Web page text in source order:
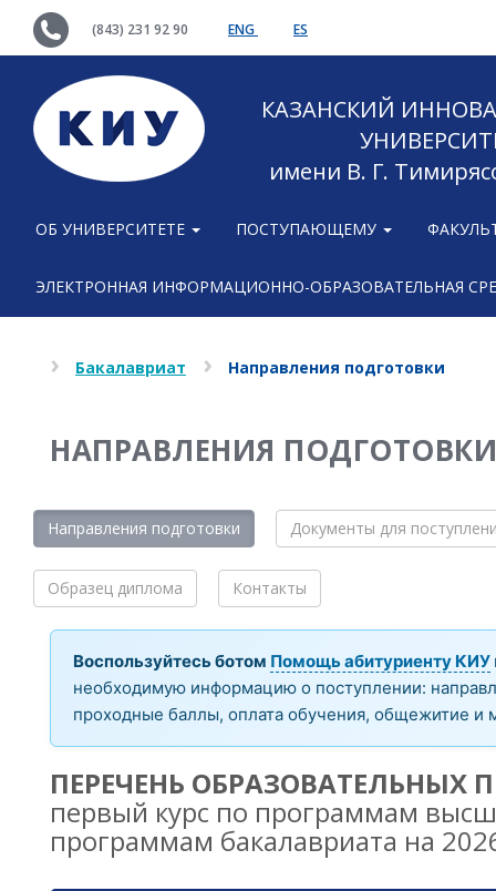
(843) 231 92 90 ENG ES
КАЗАНСКИЙ
имени В. Г.
ОБ УНИВЕРСИТЕТЕ ПОСТУПАЮЩЕМУ
ЭЛЕКТРОННАЯ ИНФОРМАЦИОННО-ОБРАЗОВАТЕЛЬНАЯ
Бакалавриат Направления подготовки
НАПРАВЛЕНИЯ
Направления подготовки Документы для
Образец диплома Контакты
Воспользуйтесь ботом Помощь абитуриенту КИУ
необходимую информацию о поступлении:
проходные баллы, оплата обучения, общежитие и
ПЕРЕЧЕНЬ ОБРАЗОВАТЕЛЬНЫХ
первый курс по программам
программам бакалавриата на